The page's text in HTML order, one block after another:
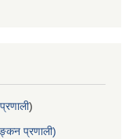
)
प्रणाली)